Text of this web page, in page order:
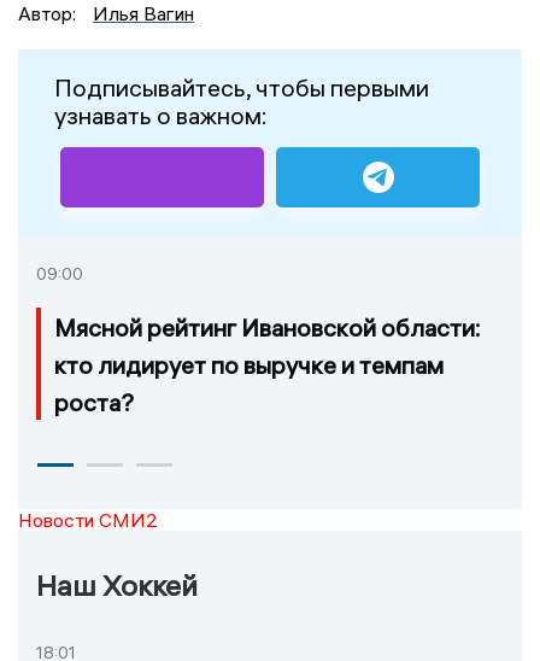
Автор:
Илья Вагин
Подписывайтесь, чтобы первыми
узнавать о важном:
09:00
Мясной рейтинг Ивановской области:
кто лидирует по выручке и темпам
роста?
Новости СМИ2
Наш Хоккей
18:01